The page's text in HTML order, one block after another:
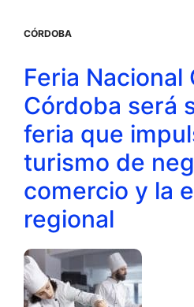
CÓRDOBA
Feria Nacional
Córdoba será
feria que
turismo de
comercio y la
regional